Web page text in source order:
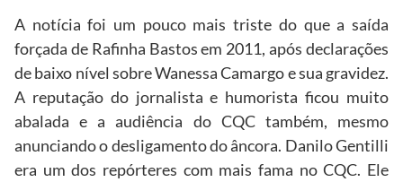
A notícia foi um pouco mais triste do que a saída
forçada de Rafinha Bastos em 2011, após declarações
de baixo nível sobre Wanessa Camargo e sua gravidez.
A reputação do jornalista e humorista ficou muito
abalada e a audiência do CQC também, mesmo
anunciando o desligamento do âncora. Danilo Gentilli
era um dos repórteres com mais fama no CQC. Ele